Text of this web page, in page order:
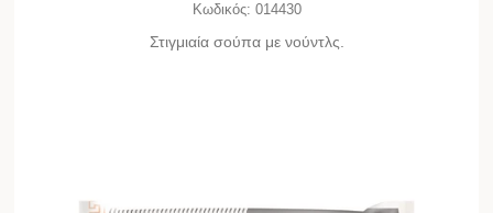
Κωδικός: 014430
Στιγμιαία σούπα με νούντλς.